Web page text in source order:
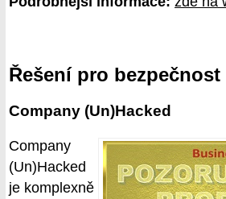
Řešení pro bezpečnost
Company (Un)Hacked
Company
(Un)Hacked
je komplexně